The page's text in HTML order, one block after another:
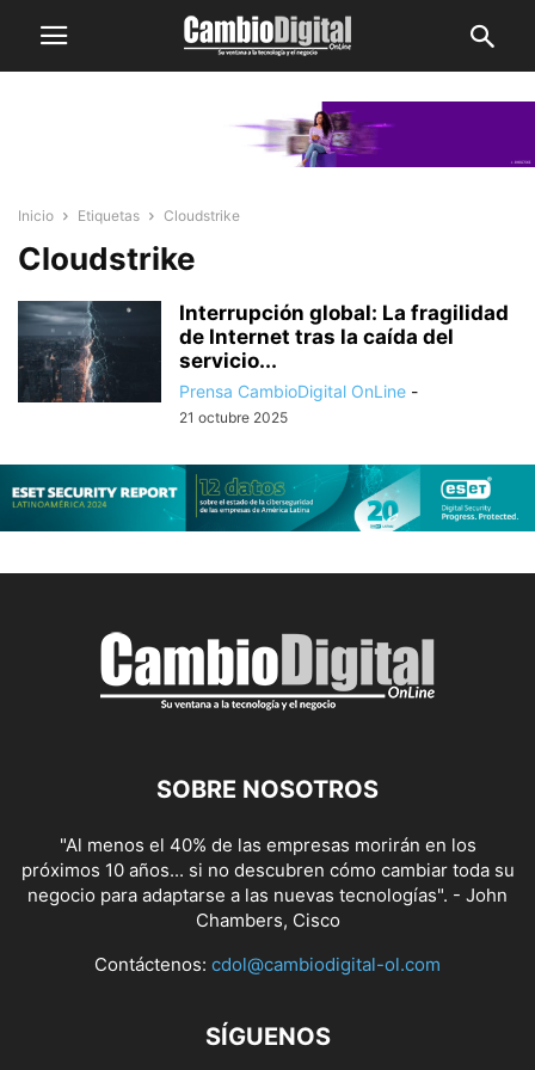
Inicio Etiquetas Cloudstrike
Cloudstrike
Interrupción global: La fragilidad
de Internet tras la caída del
servicio...
Prensa CambioDigital OnLine -
21 octubre 2025
SOBRE NOSOTROS
"Al menos el 40% de las empresas morirán en los
próximos 10 años... si no descubren cómo cambiar toda su
negocio para adaptarse a las nuevas tecnologías". - John
Chambers, Cisco
Contáctenos: cdol@cambiodigital-ol.com
SÍGUENOS